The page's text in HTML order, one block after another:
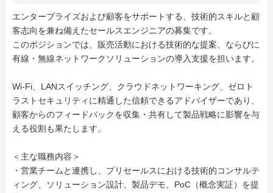
エンタープライズおよび顧客をサポートする、技術的スキルと顧
客志向を兼ね備えたセールスエンジニアの募集です。
このポジションでは、販売活動における技術的な提案、ならびに
有線・無線ネットワークソリューションの導入支援を担います。
Wi-Fi、LANスイッチング、クラウドネットワーキング、ゼロト
ラストセキュリティに精通した信頼できるアドバイザーであり、
顧客からのフィードバックを収集・共有して製品戦略に影響を与
える役割も果たします。
＜主な職務内容＞
・営業チームと連携し、プリセールスにおける技術的コンサルテ
ィング、ソリューション設計、製品デモ、PoC（概念実証）を提